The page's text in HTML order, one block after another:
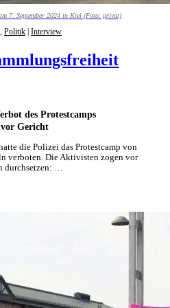
7. September 2024 in Kiel (Foto: privat)
des Protestcamps
Gericht
, Politik Interview
die Polizei das Protestcamp von
verboten. Die Aktivisten zogen vor
durchsetzen: …